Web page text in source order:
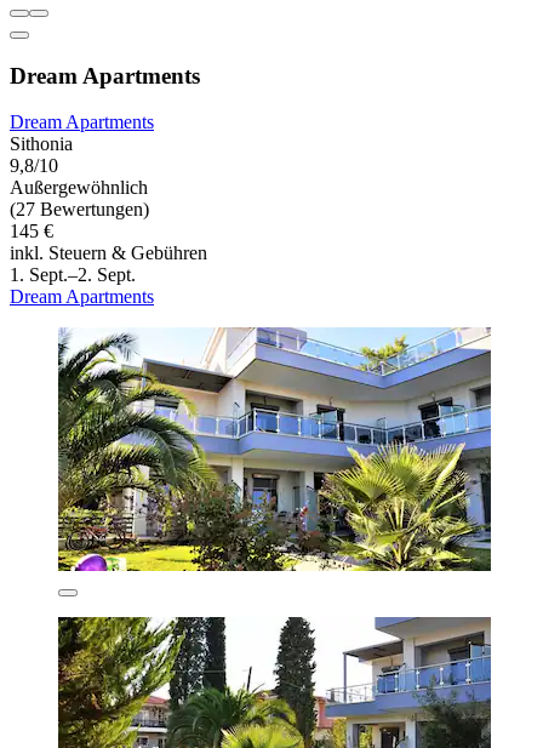
Dream Apartments
Dream Apartments
Sithonia
9,8/10
Außergewöhnlich
(27 Bewertungen)
145 €
inkl. Steuern & Gebühren
1. Sept.–2. Sept.
Dream Apartments